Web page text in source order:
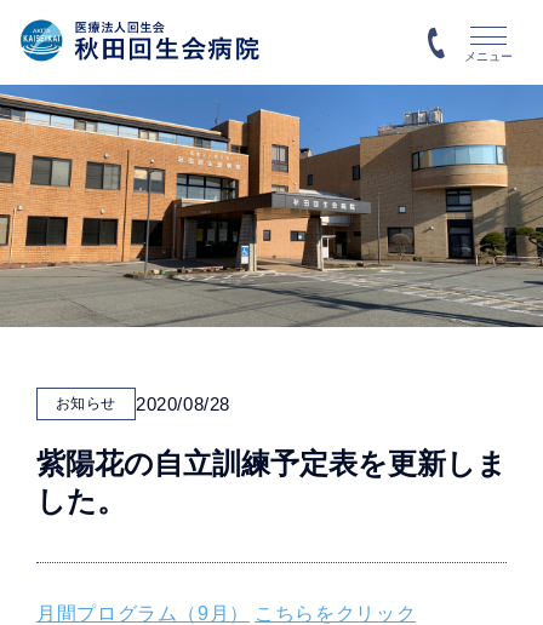
メニュー
お知らせ 2020/08/28
紫陽花の自立訓練予定表を更新しま
した。
月間プログラム（9月） こちらをクリック